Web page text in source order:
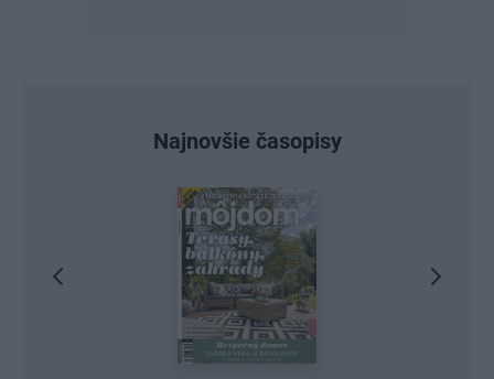
Najnovšie časopisy